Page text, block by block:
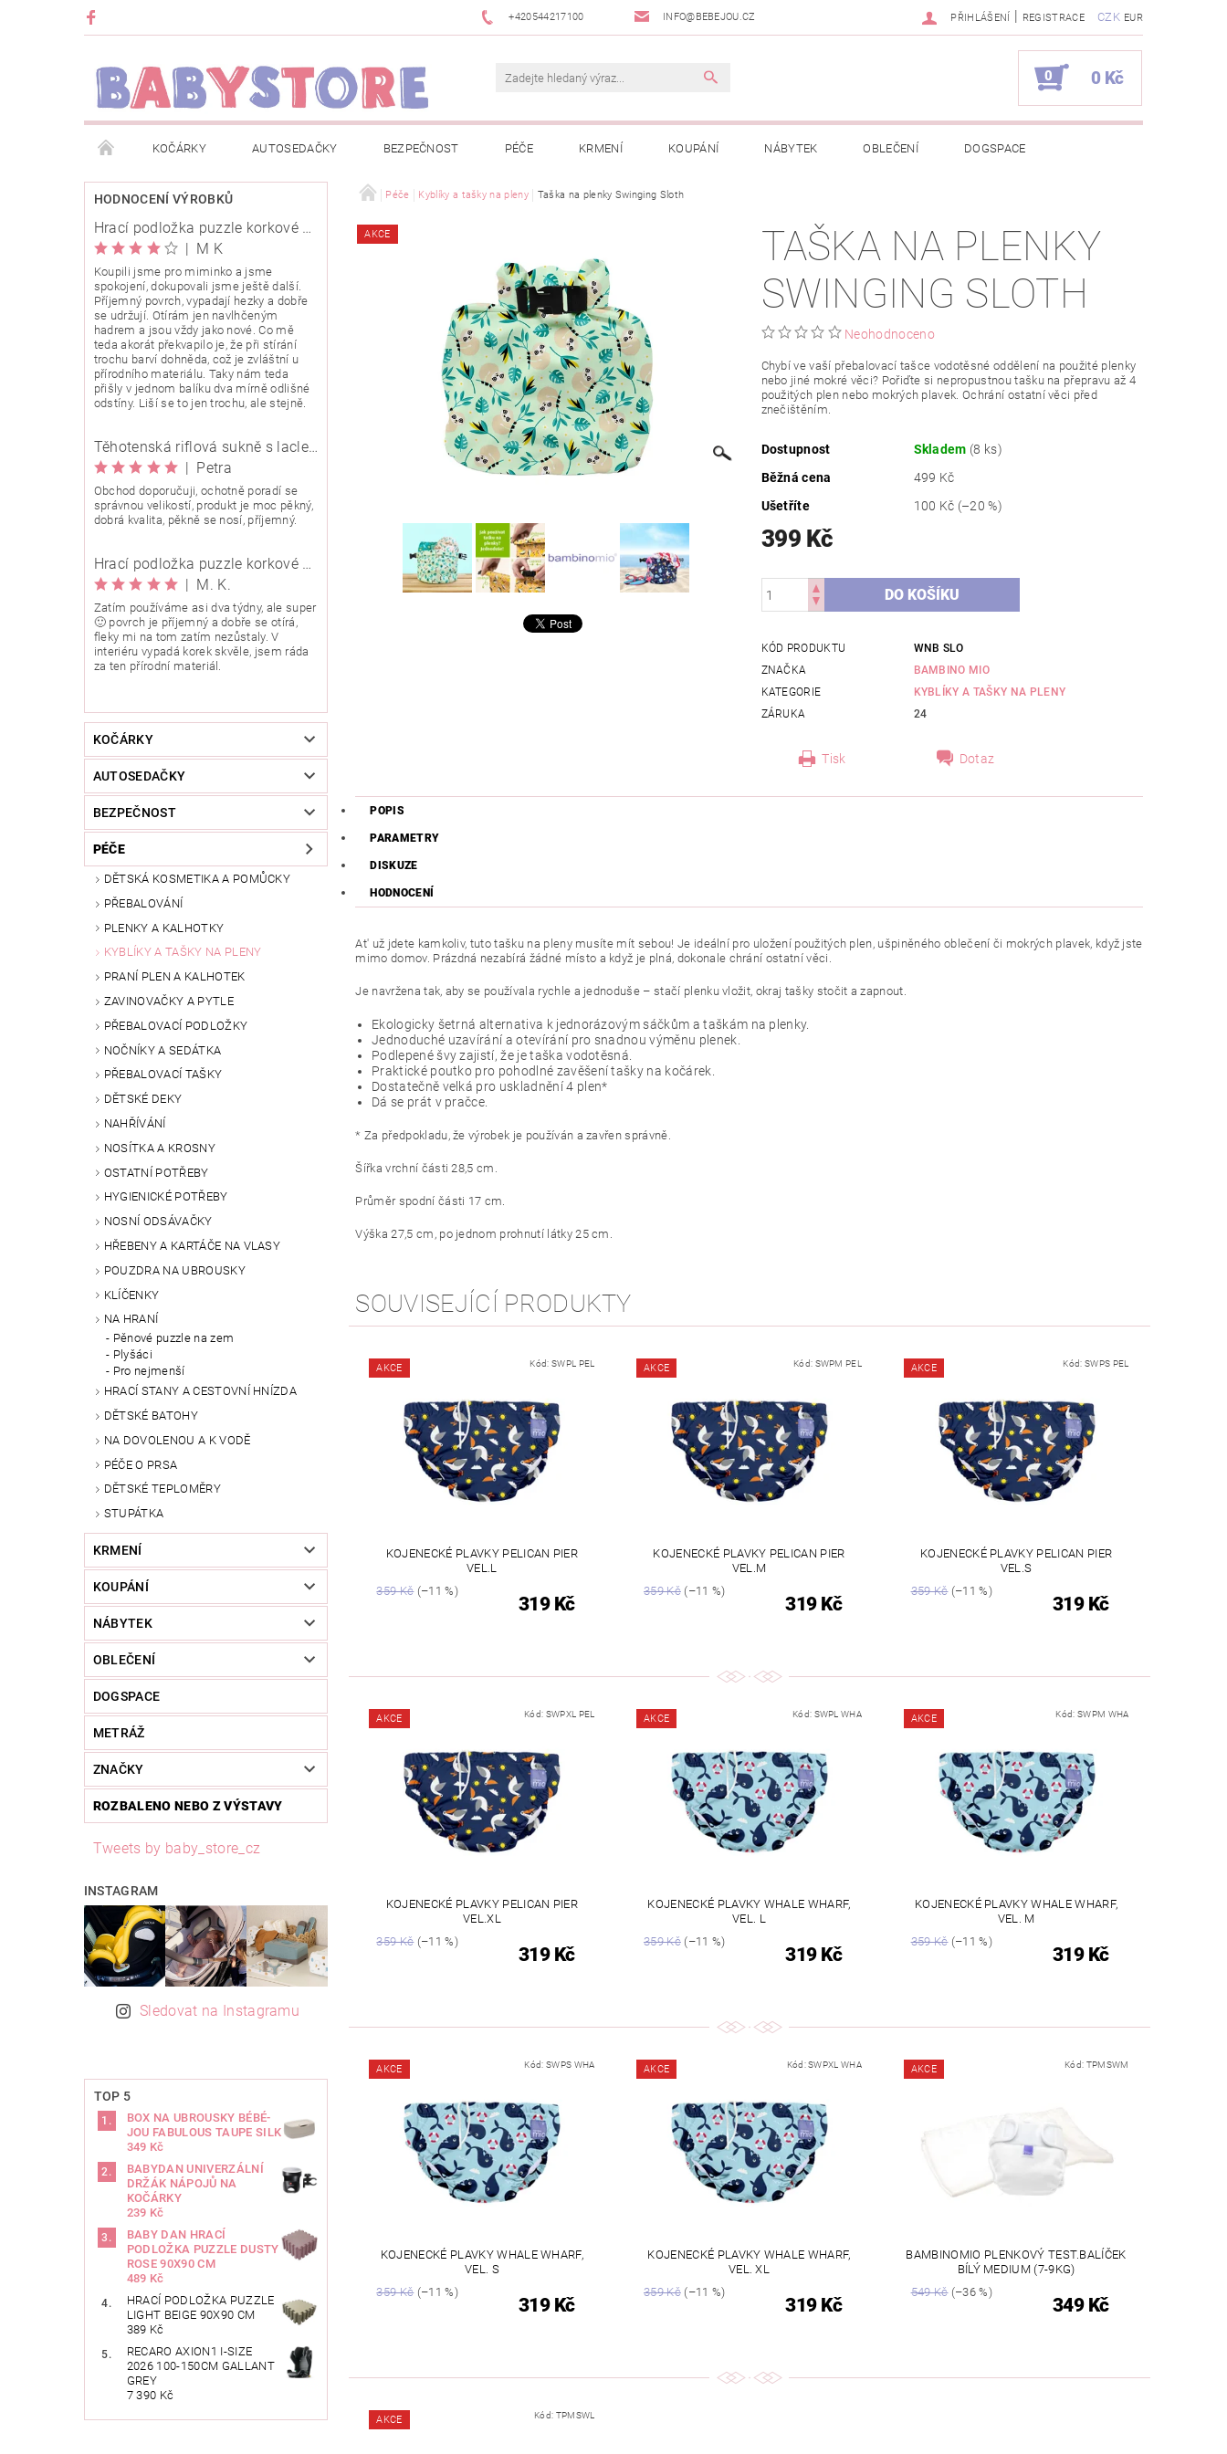
+420544217100 INFO@BEBEJOU.CZ CZK EUR
PŘIHLÁŠENÍ | REGISTRACE
0 0 Kč
KOČÁRKY AUTOSEDAČKY BEZPEČNOST PÉČE KRMENÍ KOUPÁNÍ NÁBYTEK OBLEČENÍ DOGSPACE
METRÁŽ ZNAČKY ROZBALENO NEBO Z VÝSTAVY JAK SPRÁVNĚ ÚRČIT VELIKOST
OBCHODNÍ PODMÍNKY INFORMACE O EVIDENCI TRŽEB EET NAPIŠTE NÁM KONTAKTY
O NÁS KARIERA KLUB BABYSTORE NEWSLETTERY ODSTOUPENÍ OD SMLOUVY MOJE OBJEDNÁVKA
HODNOCENÍ VÝROBKŮ
Hrací podložka puzzle korkové 120x120cm
| M K
Koupili jsme pro miminko a jsme
spokojení, dokupovali jsme ještě další.
Příjemný povrch, vypadají hezky a dobře
se udržují. Otírám jen navlhčeným
hadrem a jsou vždy jako nové. Co mě
teda akorát překvapilo je, že při stírání
trochu barví dohněda, což je zvláštní u
přírodního materiálu. Taky nám teda
přišly v jednom balíku dva mírně odlišné
odstíny. Liší se to jen trochu, ale stejně.
Těhotenská riflová sukně s laclem Rialto Wingles 01753
| Petra
Obchod doporučuji, ochotně poradí se
správnou velikostí, produkt je moc pěkný,
dobrá kvalita, pěkně se nosí, příjemný.
Hrací podložka puzzle korkové 90x90 cm
| M. K.
Zatím používáme asi dva týdny, ale super
🙂 povrch je příjemný a dobře se otírá,
fleky mi na tom zatím nezůstaly. V
interiéru vypadá korek skvěle, jsem ráda
za ten přírodní materiál.
KOČÁRKY
AUTOSEDAČKY
BEZPEČNOST
PÉČE
DĚTSKÁ KOSMETIKA A POMŮCKY
PŘEBALOVÁNÍ
PLENKY A KALHOTKY
KYBLÍKY A TAŠKY NA PLENY
PRANÍ PLEN A KALHOTEK
ZAVINOVAČKY A PYTLE
PŘEBALOVACÍ PODLOŽKY
NOČNÍKY A SEDÁTKA
PŘEBALOVACÍ TAŠKY
DĚTSKÉ DEKY
NAHŘÍVÁNÍ
NOSÍTKA A KROSNY
OSTATNÍ POTŘEBY
HYGIENICKÉ POTŘEBY
NOSNÍ ODSÁVAČKY
HŘEBENY A KARTÁČE NA VLASY
POUZDRA NA UBROUSKY
KLÍČENKY
NA HRANÍ
Pěnové puzzle na zem
Plyšáci
Pro nejmenší
HRACÍ STANY A CESTOVNÍ HNÍZDA
DĚTSKÉ BATOHY
NA DOVOLENOU A K VODĚ
PÉČE O PRSA
DĚTSKÉ TEPLOMĚRY
STUPÁTKA
KRMENÍ
KOUPÁNÍ
NÁBYTEK
OBLEČENÍ
DOGSPACE
METRÁŽ
ZNAČKY
ROZBALENO NEBO Z VÝSTAVY
Tweets by baby_store_cz
INSTAGRAM
Sledovat na Instagramu
TOP 5
BOX NA UBROUSKY BÉBÉ-
JOU FABULOUS TAUPE SILK
349 Kč
BABYDAN UNIVERZÁLNÍ
DRŽÁK NÁPOJŮ NA
KOČÁRKY
239 Kč
BABY DAN HRACÍ
PODLOŽKA PUZZLE DUSTY
ROSE 90X90 CM
489 Kč
HRACÍ PODLOŽKA PUZZLE
LIGHT BEIGE 90X90 CM
389 Kč
RECARO AXION1 I-SIZE
2026 100-150CM GALLANT
GREY
7 390 Kč
Péče Kyblíky a tašky na pleny Taška na plenky Swinging Sloth
AKCE
TAŠKA NA PLENKY
SWINGING SLOTH
Neohodnoceno
Chybí ve vaší přebalovací tašce vodotěsné oddělení na použité plenky
nebo jiné mokré věci? Pořiďte si nepropustnou tašku na přepravu až 4
použitých plen nebo mokrých plavek. Ochrání ostatní věci před
znečištěním.
Dostupnost Skladem (8 ks)
Běžná cena
499 Kč
Ušetříte
100 Kč (–20 %)
399 Kč
KÓD PRODUKTU
WNB SLO
ZNAČKA
BAMBINO MIO
KATEGORIE
KYBLÍKY A TAŠKY NA PLENY
ZÁRUKA
24
Tisk Dotaz
POPIS
PARAMETRY
DISKUZE
HODNOCENÍ
At' už jdete kamkoliv, tuto tašku na pleny musíte mít sebou! Je ideální pro uložení použitých plen, ušpiněného oblečení či mokrých plavek, když jste
mimo domov. Prázdná nezabírá žádné místo a když je plná, dokonale chrání ostatní věci.
Je navržena tak, aby se používala rychle a jednoduše – stačí plenku vložit, okraj tašky stočit a zapnout.
Ekologicky šetrná alternativa k jednorázovým sáčkům a taškám na plenky.
Jednoduché uzavírání a otevírání pro snadnou výměnu plenek.
Podlepené švy zajistí, že je taška vodotěsná.
Praktické poutko pro pohodlné zavěšení tašky na kočárek.
Dostatečně velká pro uskladnění 4 plen*
Dá se prát v pračce.
* Za předpokladu, že výrobek je používán a zavřen správně.
Šířka vrchní části 28,5 cm.
Průměr spodní části 17 cm.
Výška 27,5 cm, po jednom prohnutí látky 25 cm.
SOUVISEJÍCÍ PRODUKTY
AKCE Kód: SWPL PEL
KOJENECKÉ PLAVKY PELICAN PIER
VEL.L
359 Kč(–11 %)
319 Kč
AKCE Kód: SWPM PEL
KOJENECKÉ PLAVKY PELICAN PIER
VEL.M
359 Kč(–11 %)
319 Kč
AKCE Kód:SWPS PEL
KOJENECKÉ PLAVKY PELICAN PIER
VEL.S
359 Kč(–11 %)
319 Kč
AKCE Kód: SWPXL PEL
KOJENECKÉ PLAVKY PELICAN PIER
VEL.XL
359 Kč(–11 %)
319 Kč
AKCE Kód: SWPL WHA
KOJENECKÉ PLAVKY WHALE WHARF,
VEL. L
359 Kč(–11 %)
319 Kč
AKCE Kód:SWPM WHA
KOJENECKÉ PLAVKY WHALE WHARF,
VEL. M
359 Kč(–11 %)
319 Kč
AKCE Kód: SWPS WHA
KOJENECKÉ PLAVKY WHALE WHARF,
VEL. S
359 Kč(–11 %)
319 Kč
AKCE Kód:SWPXL WHA
KOJENECKÉ PLAVKY WHALE WHARF,
VEL. XL
359 Kč(–11 %)
319 Kč
AKCE Kód: TPMSWM
BAMBINOMIO PLENKOVÝ TEST.BALÍČEK
BÍLÝ MEDIUM (7-9KG)
549 Kč(–36 %)
349 Kč
AKCE Kód: TPMSWL